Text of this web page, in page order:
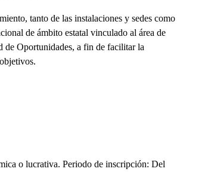
tanto de las instalaciones y sedes como
de ámbito estatal vinculado al área de
Oportunidades, a fin de facilitar la
o lucrativa. Periodo de inscripción: Del